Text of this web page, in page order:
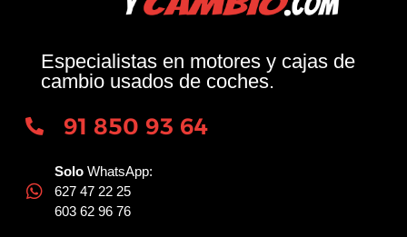
Especialistas en motores y cajas de
cambio usados de coches.
91 850 93 64
Solo WhatsApp:
627 47 22 25
603 62 96 76